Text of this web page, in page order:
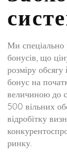
Ми спеціально
бонусів, що
розміру
бонус на
величиною до
500 вільних
відробітку
ринку.